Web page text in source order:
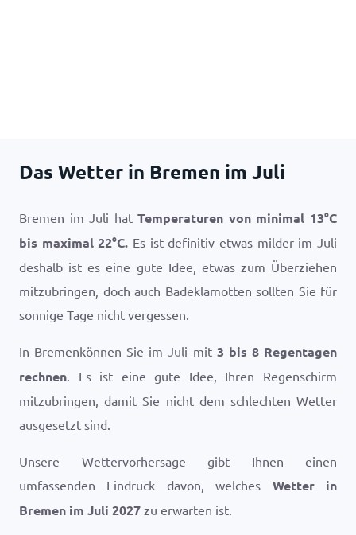
Das Wetter in Bremen im Juli
Bremen im Juli hatTemperaturen von minimal 13°C
bis maximal22°C. Es ist definitiv etwas milder im Juli
deshalb ist es eine gute Idee, etwas zum Überziehen
mitzubringen, doch auch Badeklamotten sollten Sie für
sonnige Tage nicht vergessen.
In Bremenkönnen Sie im Juli mit 3 bis 8 Regentagen
rechnen. Es ist eine gute Idee, Ihren Regenschirm
mitzubringen, damit Sie nicht dem schlechten Wetter
ausgesetzt sind.
Unsere Wettervorhersage gibt Ihnen einen
umfassenden Eindruck davon, welches Wetter in
Bremen im Juli 2027 zu erwarten ist.